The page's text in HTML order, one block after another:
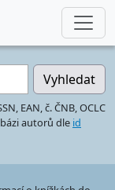
Vyhledat
EAN, č. ČNB, OCLC
autorů dle id